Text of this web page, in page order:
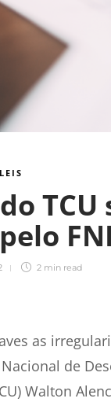
2 min read
as
de
Walton